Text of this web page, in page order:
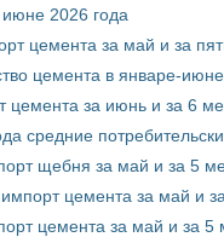
2026 года
цемента за май и за
цемента в январе-
цемента за июнь и за 6
средние
щебня за май и за 5
цемента за май и
цемента за май и за